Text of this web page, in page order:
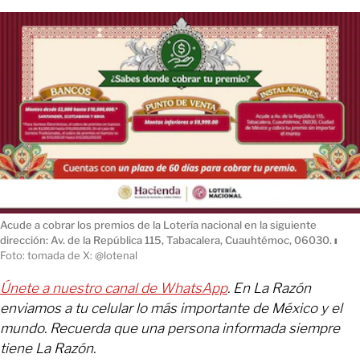
Acude a cobrar los premios de la Lotería nacional en la siguiente
dirección: Av. de la República 115, Tabacalera, Cuauhtémoc, 06030. ı
Foto: tomada de X: @lotenal
Únete a nuestro canal de WhatsApp. En La Razón
enviamos a tu celular lo más importante de México y el
mundo. Recuerda que una persona informada siempre
tiene La Razón.